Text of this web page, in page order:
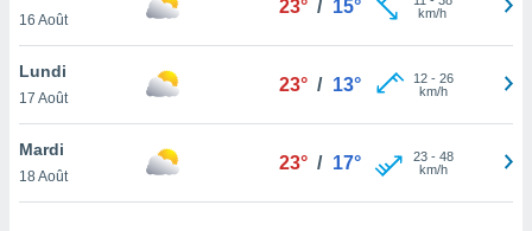
de
16 Août
23° / 15°
km/h
Lundi
17 Août
23° / 13° 12- 26
km/h
Mardi
18 Août
23° / 17° 23- 48
km/h